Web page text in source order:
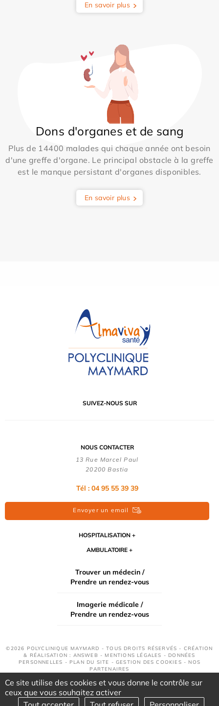
En savoir plus
Dons d'organes et de sang
Plus de 14400 malades qui chaque année ont besoin
d'une greffe d'organe. Le principal obstacle à la greffe
est le manque persistant d'organes disponibles.
En savoir plus
SUIVEZ-NOUS SUR
NOUS CONTACTER
13 Rue Marcel Paul
20200 Bastia
Tél : 04 95 55 39 39
Envoyer un email
HOSPITALISATION
AMBULATOIRE
Trouver un médecin /
Prendre un rendez-vous
Imagerie médicale /
Prendre un rendez-vous
©2026 POLYCLINIQUE MAYMARD - TOUS DROITS RÉSERVÉS - CRÉATION
& RÉALISATION : ANSWEB - MENTIONS LÉGALES - DONNÉES
PERSONNELLES - PLAN DU SITE - GESTION DES COOKIES - NOS
PARTENAIRES
Ce site utilise des cookies et vous donne le contrôle sur
ceux que vous souhaitez activer